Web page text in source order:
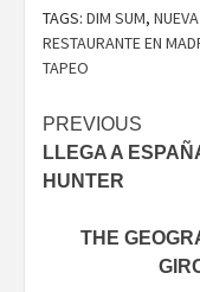
TAGS: DIM SUM,
RESTAURANTE EN
TAPEO
Continue
Reading
PREVIOUS
LLEGA A
HUNTER
THE